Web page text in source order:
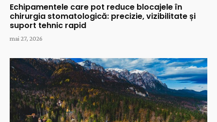
Echipamentele care pot reduce blocajele în
chirurgia stomatologică: precizie, vizibilitate și
suport tehnic rapid
mai 27, 2026